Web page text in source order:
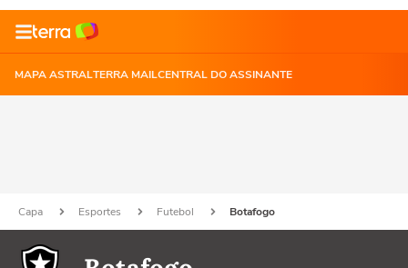
MAPA ASTRALTERRA MAILCENTRAL DO ASSINANTE
Capa Esportes Futebol Botafogo